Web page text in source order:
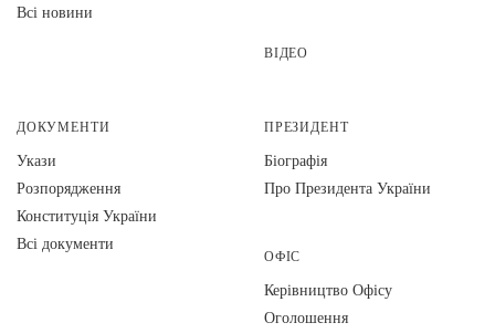
Всі новини
ВІДЕО
ДОКУМЕНТИ
Укази
Розпорядження
Конституція України
Всі документи
ПРЕЗИДЕНТ
Біографія
Про Президента України
ОФІС
Керівництво Офісу
Оголошення